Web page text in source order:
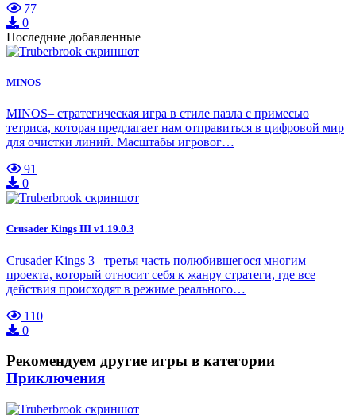
77
0
Последние добавленные
MINOS
MINOS– стратегическая игра в стиле пазла с примесью
тетриса, которая предлагает нам отправиться в цифровой мир
для очистки линий. Масштабы игровог…
91
0
Crusader Kings III v1.19.0.3
Crusader Kings 3– третья часть полюбившегося многим
проекта, который относит себя к жанру стратеги, где все
действия происходят в режиме реального…
110
0
Рекомендуем другие игры в категории
Приключения